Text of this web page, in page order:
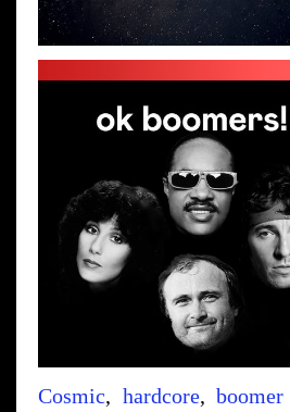
Cosmic, hardcore,boomer